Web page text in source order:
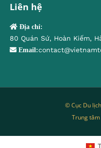
Liên hệ
Địa chỉ:
80 Quán Sứ, Hoàn Kiếm,
Email:
© Cục Du
Trung